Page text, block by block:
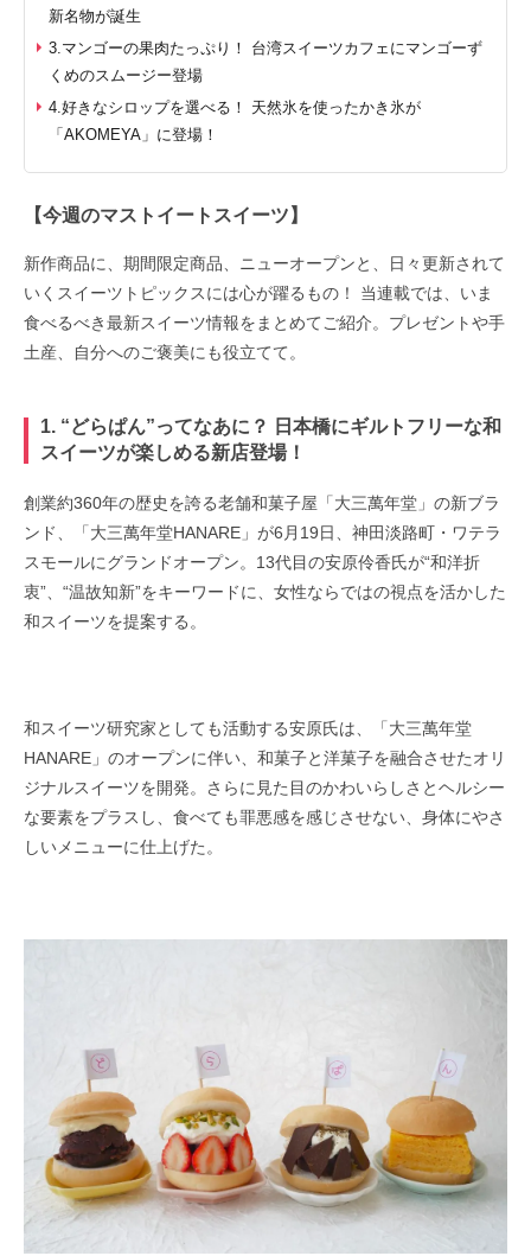
新名物が誕生
3.マンゴーの果肉たっぷり！ 台湾スイーツカフェにマンゴーず
くめのスムージー登場
4.好きなシロップを選べる！ 天然氷を使ったかき氷が
「AKOMEYA」に登場！
【今週のマストイートスイーツ】
新作商品に、期間限定商品、ニューオープンと、日々更新されて
いくスイーツトピックスには心が躍るもの！ 当連載では、いま
食べるべき最新スイーツ情報をまとめてご紹介。プレゼントや手
土産、自分へのご褒美にも役立てて。
1. “どらぱん”ってなあに？ 日本橋にギルトフリーな和
スイーツが楽しめる新店登場！
創業約360年の歴史を誇る老舗和菓子屋「大三萬年堂」の新ブラ
ンド、「大三萬年堂HANARE」が6月19日、神田淡路町・ワテラ
スモールにグランドオープン。13代目の安原伶香氏が“和洋折
衷”、“温故知新”をキーワードに、女性ならではの視点を活かした
和スイーツを提案する。
和スイーツ研究家としても活動する安原氏は、「大三萬年堂
HANARE」のオープンに伴い、和菓子と洋菓子を融合させたオリ
ジナルスイーツを開発。さらに見た目のかわいらしさとヘルシー
な要素をプラスし、食べても罪悪感を感じさせない、身体にやさ
しいメニューに仕上げた。